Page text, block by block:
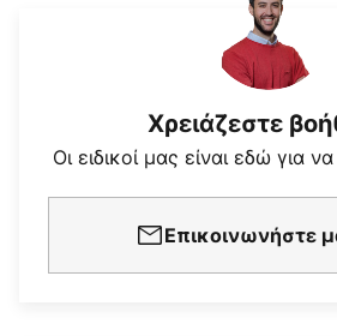
Χρειάζεστε
Οι ειδικοί μας είναι εδώ για
Επικοινωνήστε